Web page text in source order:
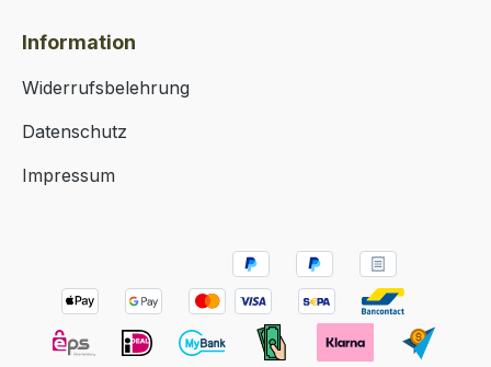
Information
Widerrufsbelehrung
Datenschutz
Impressum